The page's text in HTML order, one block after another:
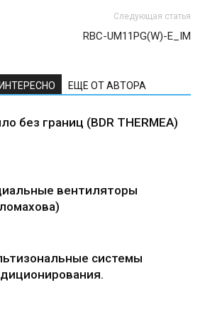
Следующая статья
RBC-UM11PG(W)-E_IM
ЕЩЕ ОТ АВТОРА
без границ (BDR THERMEA)
вентиляторы
системы